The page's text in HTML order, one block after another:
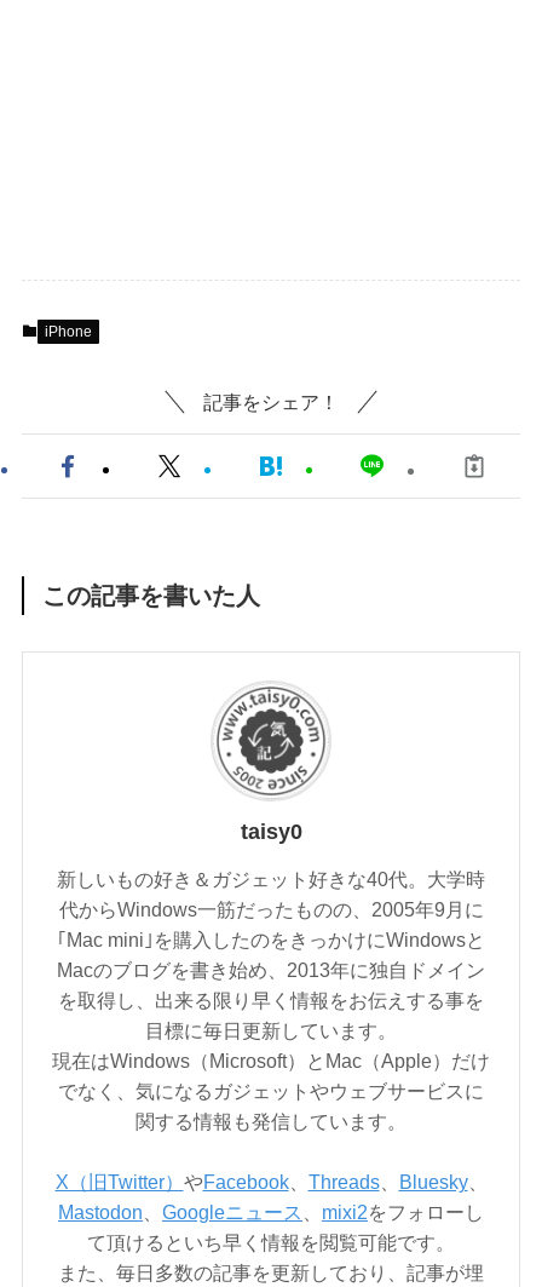
iPhone
記事をシェア！
この記事を書いた人
taisy0
新しいもの好き＆ガジェット好きな40代。大学時
代からWindows一筋だったものの、2005年9月に
｢Mac mini｣を購入したのをきっかけにWindowsと
Macのブログを書き始め、2013年に独自ドメイン
を取得し、出来る限り早く情報をお伝えする事を
目標に毎日更新しています。
現在はWindows（Microsoft）とMac（Apple）だけ
でなく、気になるガジェットやウェブサービスに
関する情報も発信しています。
X（旧Twitter） やFacebook、 Threads、 Bluesky、
Mastodon
Googleニュース mixi2をフォローし
て頂けるといち早く情報を閲覧可能です。
また、毎日多数の記事を更新しており、記事が埋